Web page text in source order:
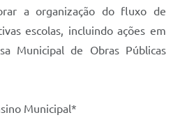
a organização do fluxo de
escolas, incluindo ações em
Municipal de Obras Públicas
Municipal*